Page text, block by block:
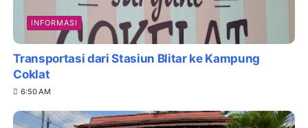
INFORMASI
Transportasi dari Stasiun Blitar ke Kampung
Coklat
6:50 AM